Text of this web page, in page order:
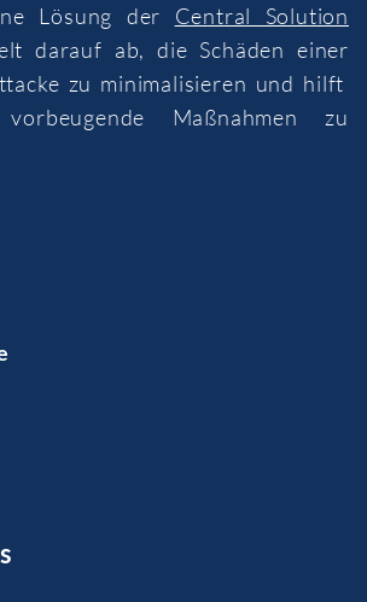
Lösung der Central Solution
darauf ab, die Schäden einer
zu minimalisieren und hilft
vorbeugende Maßnahmen zu